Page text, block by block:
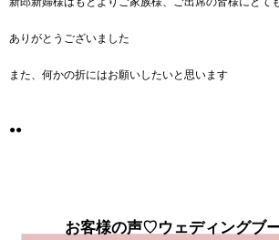
ありがとうございました
また、何かの折にはお願いしたいと思います
●●
お客様の声♡ウェディングブ